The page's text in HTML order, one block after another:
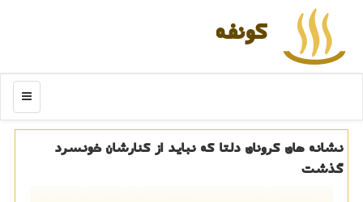
كونفه
منو
نشانه های کرونای دلتا که نباید از کنارشان خونسرد
گذشت